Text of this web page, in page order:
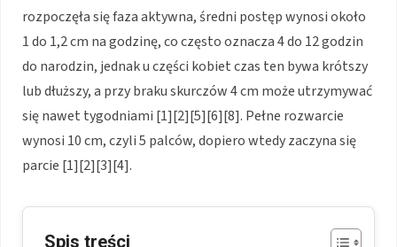
rozpoczęła się faza aktywna, średni postęp wynosi około
1 do 1,2 cm na godzinę, co często oznacza 4 do 12 godzin
do narodzin, jednak u części kobiet czas ten bywa krótszy
lub dłuższy, a przy braku skurczów 4 cm może utrzymywać
się nawet tygodniami [1][2][5][6][8]. Pełne rozwarcie
wynosi 10 cm, czyli 5 palców, dopiero wtedy zaczyna się
parcie [1][2][3][4].
Spis treści